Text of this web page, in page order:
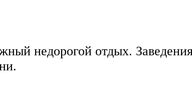
недорогой отдых.